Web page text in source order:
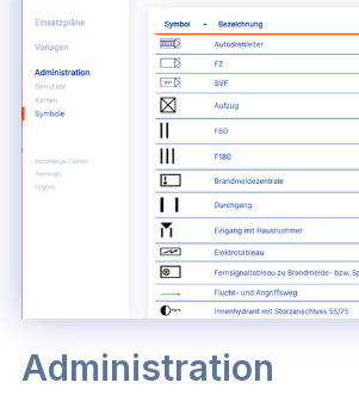
Administration